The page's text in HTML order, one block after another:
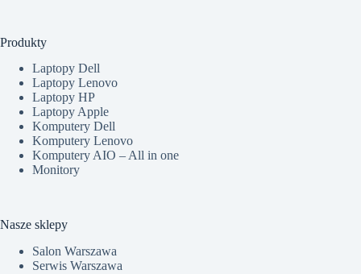
Produkty
Laptopy Dell
Laptopy Lenovo
Laptopy HP
Laptopy Apple
Komputery Dell
Komputery Lenovo
Komputery AIO – All in one
Monitory
Nasze sklepy
Salon Warszawa
Serwis Warszawa